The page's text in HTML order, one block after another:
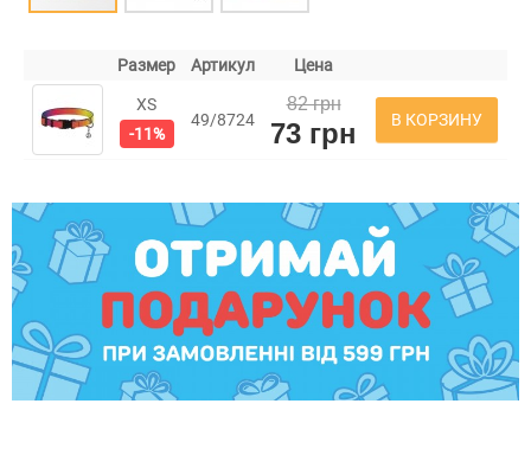
Размер Артикул Цена
XS
-11%
49/8724
82 грн
73 грн В КОРЗИНУ